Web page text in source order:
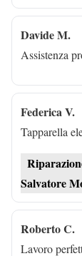
Davide M.
Assistenza
Federica V.
Tapparella
Salvatore
Roberto C.
Lavoro